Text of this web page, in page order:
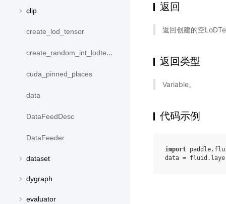
clip
create_lod_tensor
create_random_int_lodtensor
cuda_pinned_places
data
DataFeedDesc
DataFeeder
dataset
dygraph
evaluator
返回
返回创建的空
返回类型
Variable。
代码示例
import
data = fluid .